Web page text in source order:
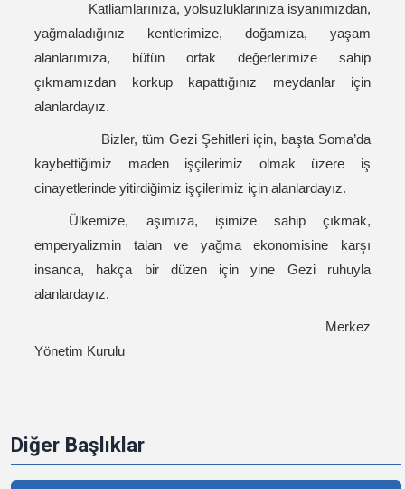
Diğer Başlıklar
Katliamlarınıza, yolsuzluklarınıza isyanımızdan,
yağmaladığınız kentlerimize, doğamıza, yaşam
alanlarımıza, bütün ortak değerlerimize sahip
çıkmamızdan korkup kapattığınız meydanlar için
alanlardayız.
Bizler, tüm Gezi Şehitleri için, başta Soma’da
kaybettiğimiz maden işçilerimiz olmak üzere iş
cinayetlerinde yitirdiğimiz işçilerimiz için alanlardayız.
Ülkemize, aşımıza, işimize sahip çıkmak,
emperyalizmin talan ve yağma ekonomisine karşı
insanca, hakça bir düzen için yine Gezi ruhuyla
alanlardayız.
Merkez
Yönetim Kurulu